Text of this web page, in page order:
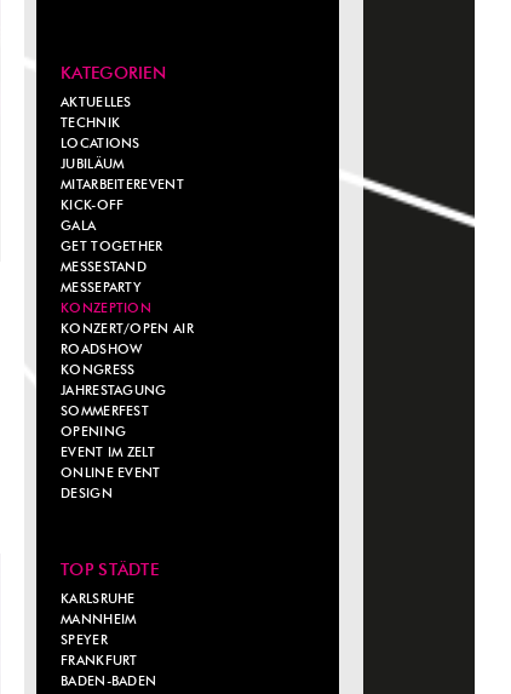
KATEGORIEN
AKTUELLES
TECHNIK
LOCATIONS
JUBILÄUM
MITARBEITEREVENT
KICK-OFF
GALA
GET TOGETHER
MESSESTAND
MESSEPARTY
KONZEPTION
KONZERT/OPEN AIR
ROADSHOW
KONGRESS
JAHRESTAGUNG
SOMMERFEST
OPENING
EVENT IM ZELT
ONLINE EVENT
DESIGN
TOP STÄDTE
KARLSRUHE
MANNHEIM
SPEYER
FRANKFURT
BADEN-BADEN